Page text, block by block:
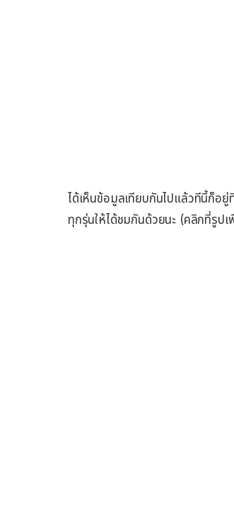
ได้เห็นข้อมูลเทียบกันไปแล้วทีนี้ก็อยู่
ทุกรุ่นให้ได้ชมกันด้วยนะ (คลิกที่รูปเ